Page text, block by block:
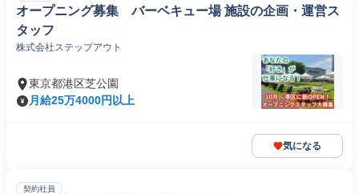
オープニング募集 バーベキュー場 施設の企画・運営ス
タッフ
株式会社ステップアウト
東京都港区芝公園
月給25万4000円以上
気になる
契約社員